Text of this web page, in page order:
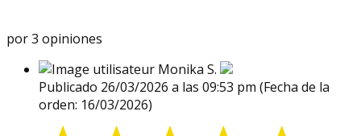
por 3 opiniones
Monika S.
Publicado 26/03/2026 a las 09:53 pm (Fecha de la
orden: 16/03/2026)